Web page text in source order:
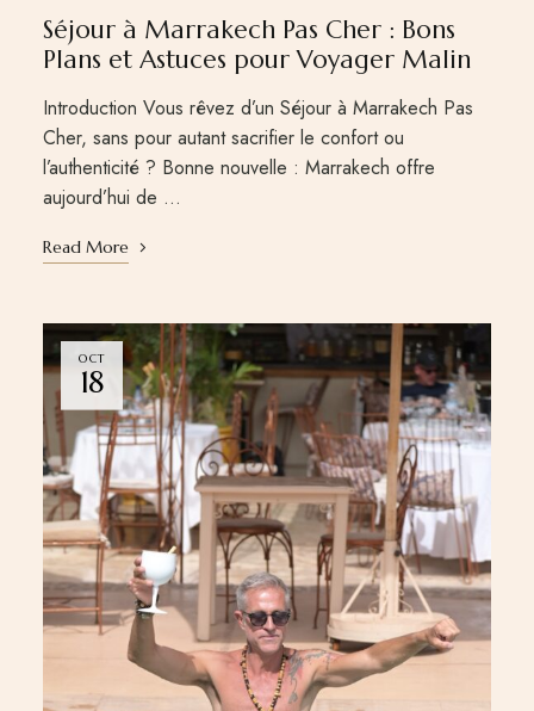
Séjour à Marrakech Pas Cher : Bons
Plans et Astuces pour Voyager Malin
Introduction Vous rêvez d’un Séjour à Marrakech Pas
Cher, sans pour autant sacrifier le confort ou
l’authenticité ? Bonne nouvelle : Marrakech offre
aujourd’hui de …
Read More
OCT
18